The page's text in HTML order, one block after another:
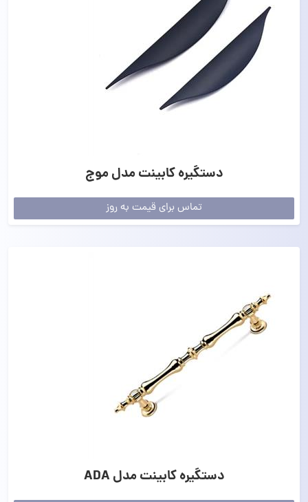
دستگیره کابینت مدل موج
تماس برای قیمت به روز
دستگیره کابینت مدل ADA